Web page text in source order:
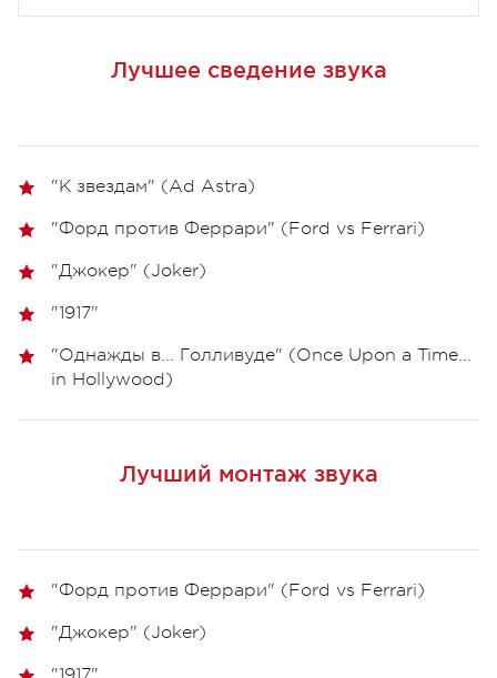
Лучшее сведение звука
"К звездам" (Ad Astra)
"Форд против Феррари" (Ford vs Ferrari)
"Джокер" (Joker)
"1917"
"Однажды в... Голливуде" (Once Upon a Time...
in Hollywood)
Лучший монтаж звука
"Форд против Феррари" (Ford vs Ferrari)
"Джокер" (Joker)